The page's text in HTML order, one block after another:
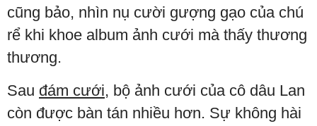
cũng bảo, nhìn nụ cười gượng gạo của chú
rể khi khoe album ảnh cưới mà thấy thương
thương.
Sau đám cưới, bộ ảnh cưới của cô dâu Lan
còn được bàn tán nhiều hơn. Sự không hài